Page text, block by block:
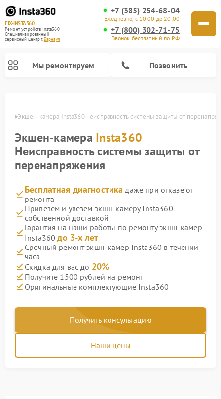
FIX-INSTA360
Ремонт устройств Insta360
Специализированный
cервисный центр г.Барнаул
+7 (385) 254-68-04
Ежедневно, с 10:00 до 20:00
+7 (800) 302-71-75
Звонок бесплатный по РФ
Мы ремонтируем Позвонить
Экшен-камера Insta360 неисправность системы защиты от
Экшен-камера Insta360
Неисправность системы защиты от
перенапряжения
Бесплатная диагностика даже при отказе от
ремонта
Привезем и увезем экшн-камеру Insta360
собственной доставкой
Гарантия на наши работы по ремонту экшн-камер
Insta360до 3-х лет
Срочный ремонт экшн-камер Insta360 в течении
часа
Скидка для вас до 20%
Получите 1500 рублей на ремонт
Оригинальные комплектующие Insta360
Получить консультацию
Наши цены